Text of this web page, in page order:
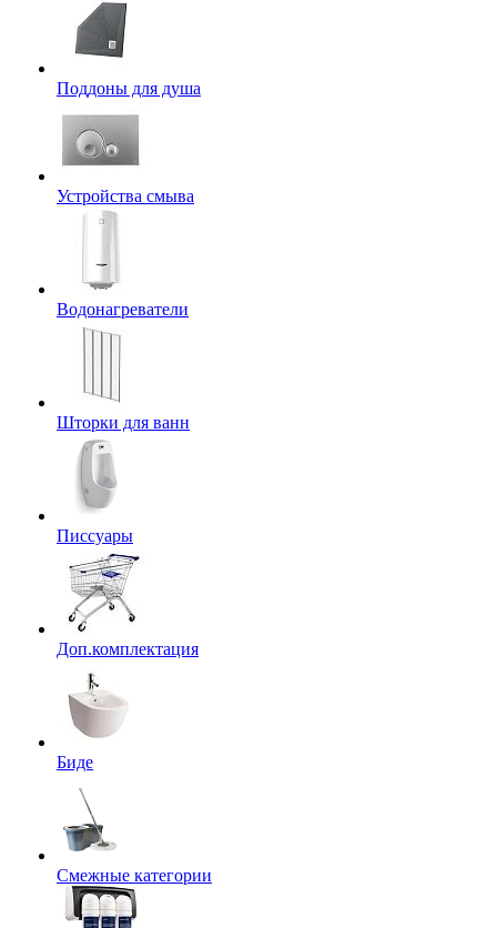
Поддоны для душа
Устройства смыва
Водонагреватели
Шторки для ванн
Писсуары
Доп.комплектация
Биде
Смежные категории